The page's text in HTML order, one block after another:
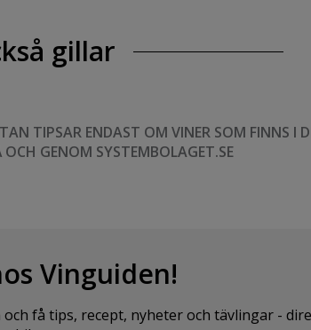
gillar
TIPSAR ENDAST OM VINER SOM FINNS I
GENOM SYSTEMBOLAGET.SE
Vinguiden!
få tips, recept, nyheter och tävlingar -